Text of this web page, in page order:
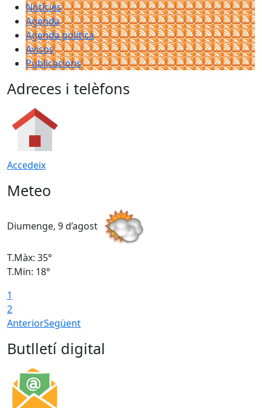
Notícies
Agenda
Agenda política
Avisos
Publicacions
Adreces i telèfons
Accedeix
Meteo
Diumenge, 9 d’agost
T.Màx: 35°
T.Min: 18°
1
2
AnteriorSegüent
Butlletí digital